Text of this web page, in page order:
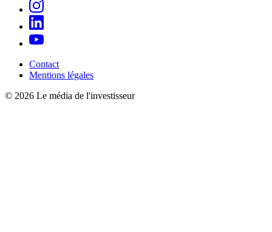
Contact
Mentions légales
© 2026 Le média de l'investisseur